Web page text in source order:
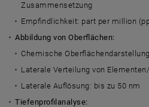
Zusammensetzung
Empfindlichkeit: part per million
Abbildung von Oberflächen:
Chemische Oberflächendarstellung
Laterale Verteilung von
Laterale Auflösung: bis zu 50 nm
Tiefenprofilanalyse: